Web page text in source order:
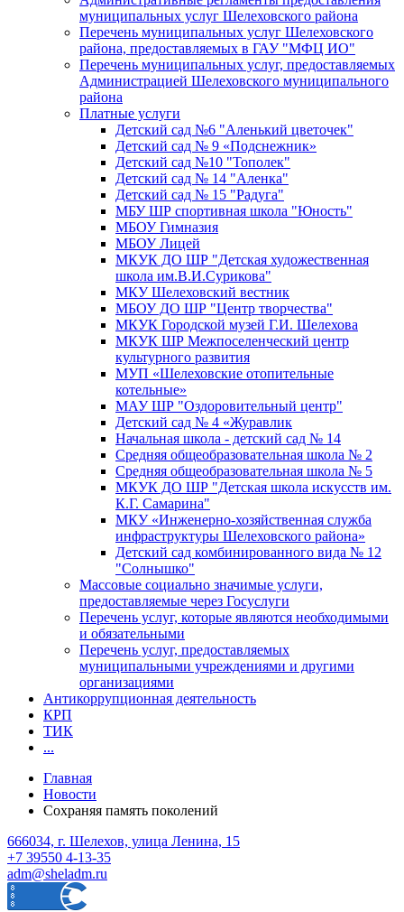
муниципальных услуг Шелеховского района
Перечень муниципальных услуг Шелеховского
района, предоставляемых в ГАУ "МФЦ ИО"
Перечень муниципальных услуг, предоставляемых
Администрацией Шелеховского муниципального
района
Платные услуги
Детский сад №6 "Аленький цветочек"
Детский сад № 9 «Подснежник»
Детский сад №10 "Тополек"
Детский сад № 14 "Аленка"
Детский сад № 15 "Радуга"
МБУ ШР спортивная школа "Юность"
МБОУ Гимназия
МБОУ Лицей
МКУК ДО ШР "Детская художественная
школа им.В.И.Сурикова"
МКУ Шелеховский вестник
МБОУ ДО ШР "Центр творчества"
МКУК Городской музей Г.И. Шелехова
МКУК ШР Межпоселенческий центр
культурного развития
МУП «Шелеховские отопительные
котельные»
МАУ ШР "Оздоровительный центр"
Детский сад № 4 «Журавлик
Начальная школа - детский сад № 14
Средняя общеобразовательная школа № 2
Средняя общеобразовательная школа № 5
МКУК ДО ШР "Детская школа искусств им.
К.Г. Самарина"
МКУ «Инженерно-хозяйственная служба
инфраструктуры Шелеховского района»
Детский сад комбинированного вида № 12
"Солнышко"
Массовые социально значимые услуги,
предоставляемые через Госуслуги
Перечень услуг, которые являются необходимыми
и обязательными
Перечень услуг, предоставляемых
муниципальными учреждениями и другими
организациями
Антикоррупционная деятельность
КРП
ТИК
...
Главная
Новости
Сохраняя память поколений
666034, г. Шелехов, улица Ленина, 15
+7 39550 4-13-35
adm@sheladm.ru